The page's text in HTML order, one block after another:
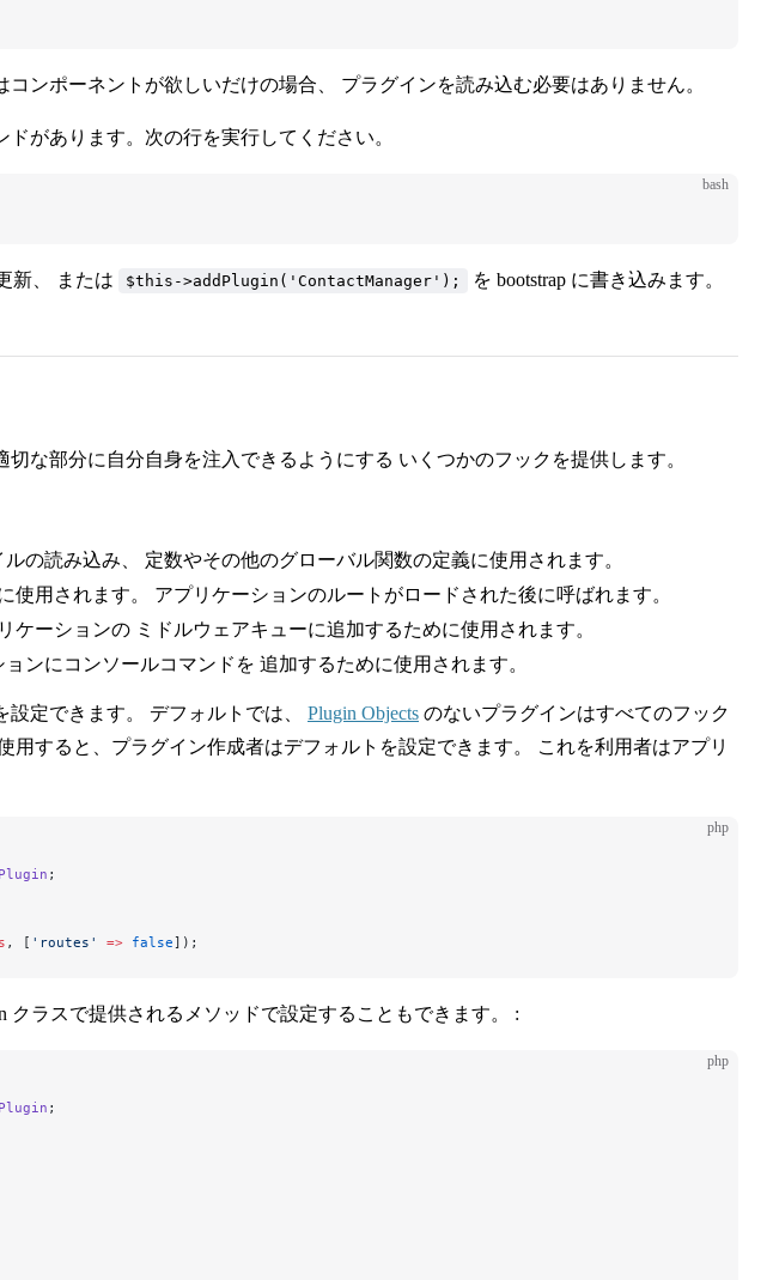
ンポーネントが欲しいだけの場合、 プラグインを読み込む必要はありません。
があります。次の行を実行してください。
bash
新、 または $this->addPlugin('ContactManager'); を bootstrap に書き込みます。
な部分に自分自身を注入できるようにする いくつかのフックを提供します。
の読み込み、 定数やその他のグローバル関数の定義に使用されます。
使用されます。 アプリケーションのルートがロードされた後に呼ばれます。
ケーションの ミドルウェアキューに追加するために使用されます。
ンにコンソールコマンドを 追加するために使用されます。
定できます。 デフォルトでは、 Plugin Objects のないプラグインはすべてのフック
用すると、プラグイン作成者はデフォルトを設定できます。 これを利用者はアプリ
php
;
, [ 'routes' => false]);
クラスで提供されるメソッドで設定することもできます。 :
php
;